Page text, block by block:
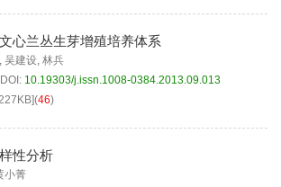
心兰丛生芽增殖培养体系
, 吴建设, 林兵
DOI: 10.19303/j.issn.1008-0384.2013.09.013
](46)
性分析
小菁